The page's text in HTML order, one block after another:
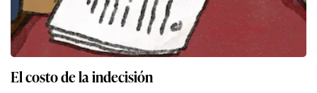
El costo de la indecisión